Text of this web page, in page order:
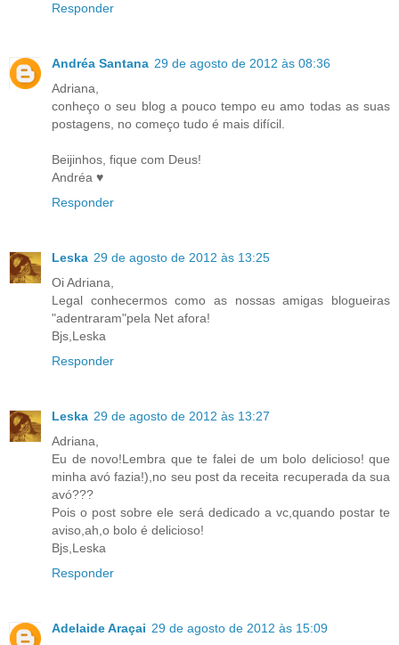
Responder
Andréa Santana 29 de agosto de 2012 às 08:36
Adriana,
conheço o seu blog a pouco tempo eu amo todas as suas
postagens, no começo tudo é mais difícil.
Beijinhos, fique com Deus!
Andréa ♥
Responder
Leska 29 de agosto de 2012 às 13:25
Oi Adriana,
Legal conhecermos como as nossas amigas blogueiras
"adentraram"pela Net afora!
Bjs,Leska
Responder
Leska 29 de agosto de 2012 às 13:27
Adriana,
Eu de novo!Lembra que te falei de um bolo delicioso! que
minha avó fazia!),no seu post da receita recuperada da sua
avó???
Pois o post sobre ele será dedicado a vc,quando postar te
aviso,ah,o bolo é delicioso!
Bjs,Leska
Responder
Adelaide Araçai 29 de agosto de 2012 às 15:09